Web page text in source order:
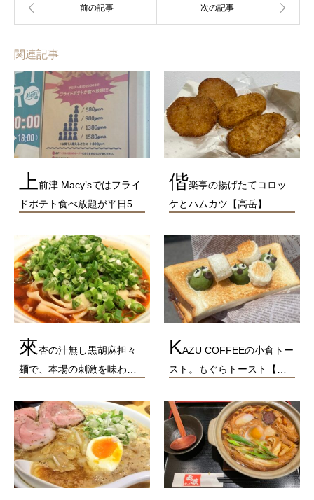
関連記事
上前津 Macy’sではフライ
ドポテト食べ放題が平日5…
偕楽亭の揚げたてコロッ
ケとハムカツ【高岳】
來杏の汁無し黒胡麻担々
麺で、本場の刺激を味わ…
KAZU COFFEEの小倉トー
スト。もぐらトースト【…